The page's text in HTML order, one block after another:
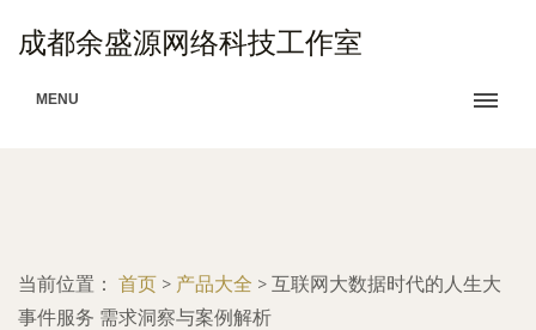
成都余盛源网络科技工作室
MENU
当前位置： 首页 > 产品大全 > 互联网大数据时代的人生大
事件服务 需求洞察与案例解析